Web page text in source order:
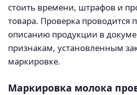
стоить времени, штрафов и
товара. Проверка проводится
описанию продукции в
признакам, установленным
маркировке.
Маркировка молока